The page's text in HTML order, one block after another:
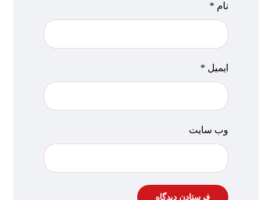
نام *
ایمیل *
وب‌ سایت